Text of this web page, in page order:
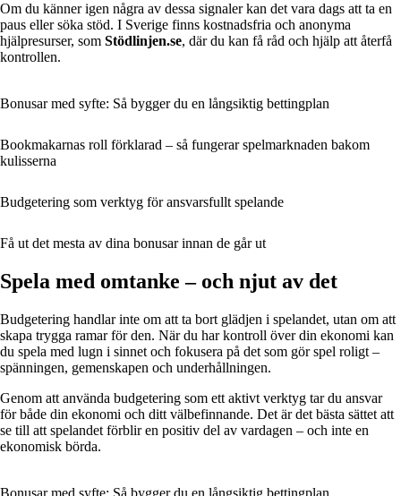
Om du känner igen några av dessa signaler kan det vara dags att ta en
paus eller söka stöd. I Sverige finns kostnadsfria och anonyma
hjälpresurser, som Stödlinjen.se, där du kan få råd och hjälp att återfå
kontrollen.
Bonusar med syfte: Så bygger du en långsiktig bettingplan
Bookmakarnas roll förklarad – så fungerar spelmarknaden bakom
kulisserna
Budgetering som verktyg för ansvarsfullt spelande
Få ut det mesta av dina bonusar innan de går ut
Spela med omtanke – och njut av det
Budgetering handlar inte om att ta bort glädjen i spelandet, utan om att
skapa trygga ramar för den. När du har kontroll över din ekonomi kan
du spela med lugn i sinnet och fokusera på det som gör spel roligt –
spänningen, gemenskapen och underhållningen.
Genom att använda budgetering som ett aktivt verktyg tar du ansvar
för både din ekonomi och ditt välbefinnande. Det är det bästa sättet att
se till att spelandet förblir en positiv del av vardagen – och inte en
ekonomisk börda.
Bonusar med syfte: Så bygger du en långsiktig bettingplan